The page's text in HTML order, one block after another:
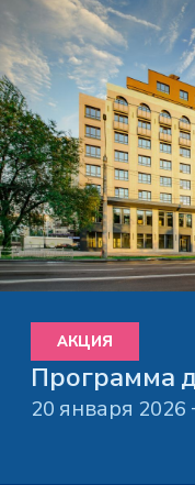
АКЦИЯ
Программа
20 января 2026